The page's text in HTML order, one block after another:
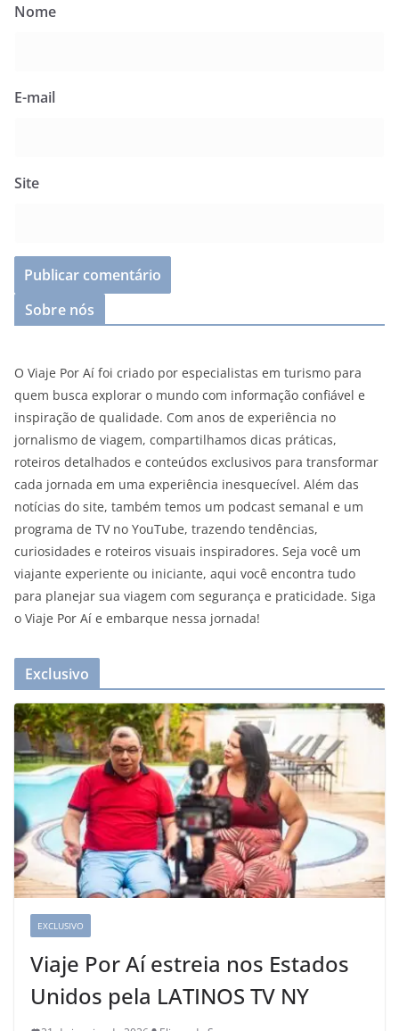
Nome
E-mail
Site
Sobre nós
O Viaje Por Aí foi criado por especialistas em turismo para
quem busca explorar o mundo com informação confiável e
inspiração de qualidade. Com anos de experiência no
jornalismo de viagem, compartilhamos dicas práticas,
roteiros detalhados e conteúdos exclusivos para transformar
cada jornada em uma experiência inesquecível. Além das
notícias do site, também temos um podcast semanal e um
programa de TV no YouTube, trazendo tendências,
curiosidades e roteiros visuais inspiradores. Seja você um
viajante experiente ou iniciante, aqui você encontra tudo
para planejar sua viagem com segurança e praticidade. Siga
o Viaje Por Aí e embarque nessa jornada!
Exclusivo
EXCLUSIVO
Viaje Por Aí estreia nos Estados
Unidos pela LATINOS TV NY